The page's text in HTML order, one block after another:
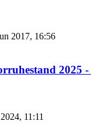
2017, 16:56
2025 -
11:11